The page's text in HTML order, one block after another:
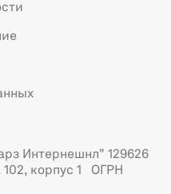
Интернешнл" 129626
корпус 1 ОГРН